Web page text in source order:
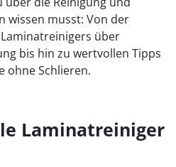
wissen musst: Von der
über
bis hin zu wertvollen Tipps
ohne Schlieren.
Laminatreiniger